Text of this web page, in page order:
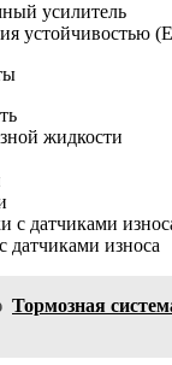
усилитель
устойчивостью
жидкости
с датчиками
датчиками износа
Тормозная